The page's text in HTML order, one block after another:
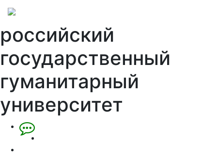
российский
государственный
гуманитарный
университет